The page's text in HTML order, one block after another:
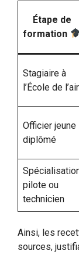
Étape de
formation
Stagiaire à
l’École de l’air
Officier jeune
diplômé
pilote ou
technicien
Ainsi, les
sources,